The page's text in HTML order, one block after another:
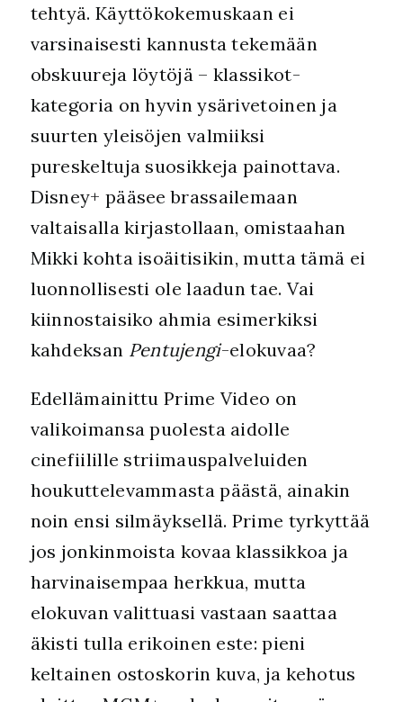
tehtyä. Käyttökokemuskaan ei
varsinaisesti kannusta tekemään
obskuureja löytöjä – klassikot-
kategoria on hyvin ysärivetoinen ja
suurten yleisöjen valmiiksi
pureskeltuja suosikkeja painottava.
Disney+ pääsee brassailemaan
valtaisalla kirjastollaan, omistaahan
Mikki kohta isoäitisikin, mutta tämä ei
luonnollisesti ole laadun tae. Vai
kiinnostaisiko ahmia esimerkiksi
kahdeksan Pentujengi-elokuvaa?
Edellämainittu Prime Video on
valikoimansa puolesta aidolle
cinefiilille striimauspalveluiden
houkuttelevammasta päästä, ainakin
noin ensi silmäyksellä. Prime tyrkyttää
jos jonkinmoista kovaa klassikkoa ja
harvinaisempaa herkkua, mutta
elokuvan valittuasi vastaan saattaa
äkisti tulla erikoinen este: pieni
keltainen ostoskorin kuva, ja kehotus